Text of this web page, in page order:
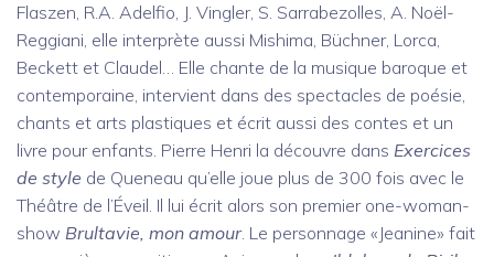
Flaszen, R.A. Adelfio, J. Vingler, S. Sarrabezolles, A. Noël-
Reggiani, elle interprète aussi Mishima, Büchner, Lorca,
Beckett et Claudel… Elle chante de la musique baroque et
contemporaine, intervient dans des spectacles de poésie,
chants et arts plastiques et écrit aussi des contes et un
livre pour enfants. Pierre Henri la découvre dans Exercices
de style de Queneau qu’elle joue plus de 300 fois avec le
Théâtre de l’Éveil. Il lui écrit alors son premier one-woman-
show Brultavie, mon amour. Le personnage «Jeanine» fait